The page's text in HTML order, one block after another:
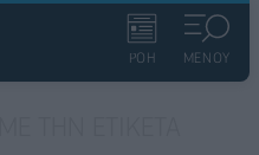
ΡΟΗ ΜΕΝΟΥ